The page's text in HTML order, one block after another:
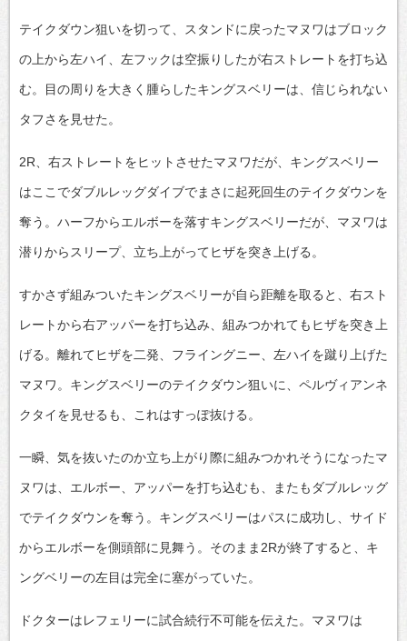
テイクダウン狙いを切って、スタンドに戻ったマヌワはブロック
の上から左ハイ、左フックは空振りしたが右ストレートを打ち込
む。目の周りを大きく腫らしたキングスベリーは、信じられない
タフさを見せた。
2R、右ストレートをヒットさせたマヌワだが、キングスベリー
はここでダブルレッグダイブでまさに起死回生のテイクダウンを
奪う。ハーフからエルボーを落すキングスベリーだが、マヌワは
潜りからスリープ、立ち上がってヒザを突き上げる。
すかさず組みついたキングスベリーが自ら距離を取ると、右スト
レートから右アッパーを打ち込み、組みつかれてもヒザを突き上
げる。離れてヒザを二発、フライングニー、左ハイを蹴り上げた
マヌワ。キングスベリーのテイクダウン狙いに、ペルヴィアンネ
クタイを見せるも、これはすっぽ抜ける。
一瞬、気を抜いたのか立ち上がり際に組みつかれそうになったマ
ヌワは、エルボー、アッパーを打ち込むも、またもダブルレッグ
でテイクダウンを奪う。キングスベリーはパスに成功し、サイド
からエルボーを側頭部に見舞う。そのまま2Rが終了すると、キ
ングベリーの左目は完全に塞がっていた。
ドクターはレフェリーに試合続行不可能を伝えた。マヌワは